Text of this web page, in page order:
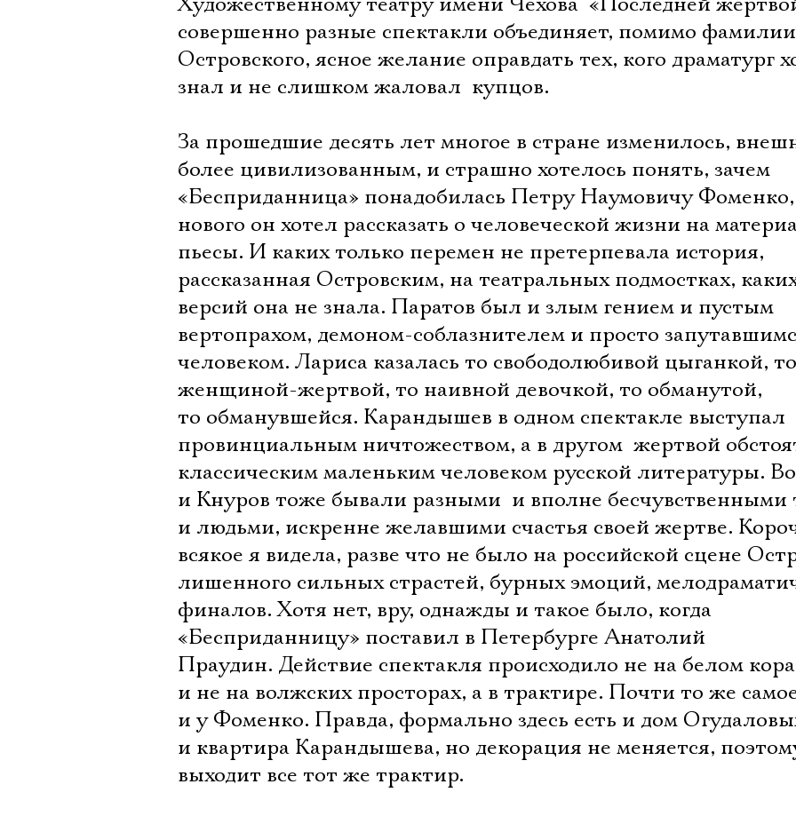
совершенно разные спектакли объединяет, помимо фамилии
Островского, ясное желание оправдать тех, кого драматург
знал и не слишком жаловал  купцов.
За прошедшие десять лет многое в стране изменилось,
более цивилизованным, и страшно хотелось понять, зачем
«Бесприданница» понадобилась Петру Наумовичу
нового он хотел рассказать о человеческой жизни на
пьесы. И каких только перемен не претерпевала история,
рассказанная Островским, на театральных подмостках,
версий она не знала. Паратов был и злым гением и пустым
вертопрахом, демоном-соблазнителем и просто
человеком. Лариса казалась то свободолюбивой цыганкой,
женщиной-жертвой, то наивной девочкой, то обманутой,
то обманувшейся. Карандышев в одном спектакле выступал
провинциальным ничтожеством, а в другом  жертвой
классическим маленьким человеком русской литературы.
и Кнуров тоже бывали разными  и вполне бесчувственными
и людьми, искренне желавшими счастья своей жертве.
всякое я видела, разве что не было на российской сцене
лишенного сильных страстей, бурных эмоций,
финалов. Хотя нет, вру, однажды и такое было, когда
«Бесприданницу» поставил в Петербурге Анатолий
Праудин. Действие спектакля происходило не на белом
и не на волжских просторах, а в трактире. Почти то же самое
и у Фоменко. Правда, формально здесь есть и дом
и квартира Карандышева, но декорация не меняется,
выходит все тот же трактир.